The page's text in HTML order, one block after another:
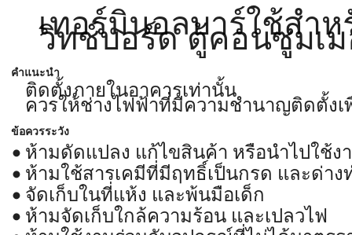
เทอร์มินอลบาร์ใช้สำ
วิทช์บอร์ด ตู้คอนซูมเ
คำแนะนำ
ติดตั้งภายในอาคารเท่านั้น
ควรให้ช่างไฟฟ้าที่มีความชำนาญติดตั้ง
ข้อควรระวัง
ห้ามดัดแปลง แก้ไขสินค้า หรือนำไปใช้ง
ห้ามใช้สารเคมีที่มีฤทธิ์เป็นกรด และด่าง
จัดเก็บในที่แห้ง และพ้นมือเด็ก
ห้ามจัดเก็บใกล้ความร้อน และเปลวไฟ